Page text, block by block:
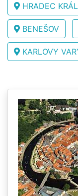
HRADEC
BENEŠOV
KARLOVY